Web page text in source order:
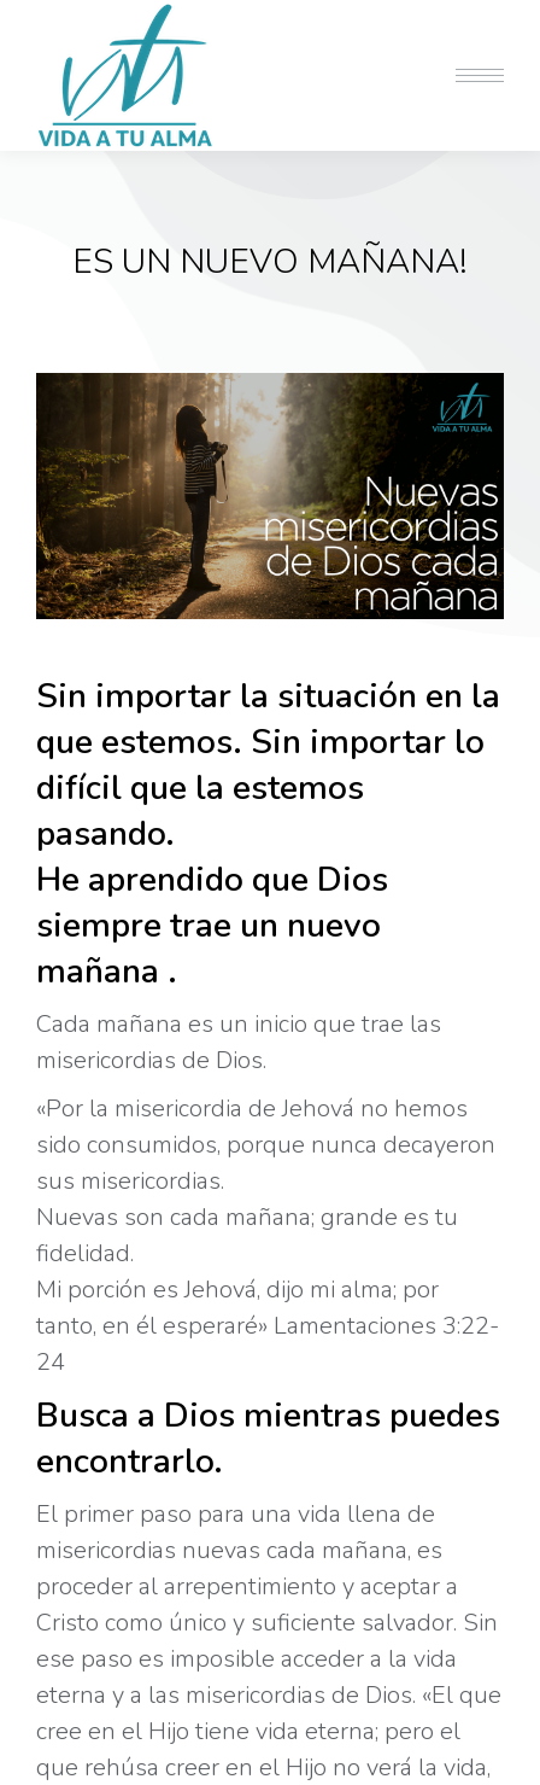
ES UN NUEVO MAÑANA!
Sin importar la situación en la
que estemos. Sin importar lo
difícil que la estemos
pasando.
He aprendido que Dios
siempre trae un nuevo
mañana .
Cada mañana es un inicio que trae las
misericordias de Dios.
«Por la misericordia de Jehová no hemos
sido consumidos, porque nunca decayeron
sus misericordias.
Nuevas son cada mañana; grande es tu
fidelidad.
Mi porción es Jehová, dijo mi alma; por
tanto, en él esperaré» Lamentaciones 3:22-
24
Busca a Dios mientras puedes
encontrarlo.
El primer paso para una vida llena de
misericordias nuevas cada mañana, es
proceder al arrepentimiento y aceptar a
Cristo como único y suficiente salvador. Sin
ese paso es imposible acceder a la vida
eterna y a las misericordias de Dios. «El que
cree en el Hijo tiene vida eterna; pero el
que rehúsa creer en el Hijo no verá la vida,